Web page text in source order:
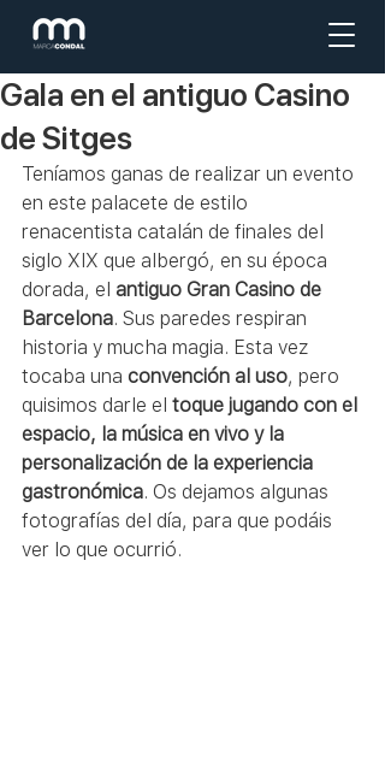
Gala en el antiguo Casino
de Sitges
Teníamos ganas de realizar un evento
en este palacete de estilo
renacentista catalán de finales del
siglo XIX que albergó, en su época
dorada, el antiguo Gran Casino de
Barcelona. Sus paredes respiran
historia y mucha magia. Esta vez
tocaba una convención al uso, pero
quisimos darle el toque jugando con el
espacio, la música en vivo y la
personalización de la experiencia
gastronómica. Os dejamos algunas
fotografías del día, para que podáis
ver lo que ocurrió.